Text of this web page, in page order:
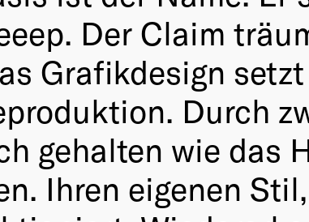
Der Claim
Grafikdesign
Durch
gehalten wie das
Ihren eigenen